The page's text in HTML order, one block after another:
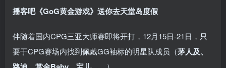
播客吧《GoG黄金游戏》 送你去天堂岛度假
伴随着国内CPG三亚大师赛即将开打，12月15日-21日，只
要于CPG赛场内找到佩戴GG袖标的明星队成员（茅人及、